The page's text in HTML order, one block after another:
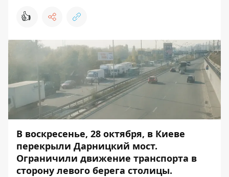
👍
В воскресенье, 28 октября, в Киеве
перекрыли Дарницкий мост.
Ограничили движение транспорта в
сторону левого берега столицы.